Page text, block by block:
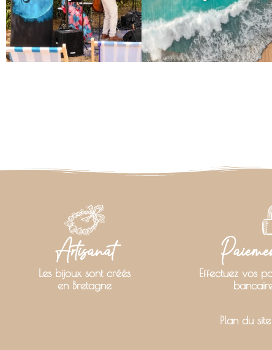
Artisanat
Les bijoux sont créés
en Bretagne
Effectuez vos
Plan du site